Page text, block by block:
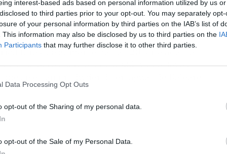
interest-based ads based on personal information utilized by us
to third parties prior to your opt-out. You may separately
of your personal information by third parties on the IAB’s list of
This information may also be disclosed by us to third parties on the
Participants that may further disclose it to other third parties.
Data Processing Opt Outs
opt-out of the Sharing of my personal data.
opt-out of the Sale of my Personal Data.
que distribuya las cuotas de atún rojo
a la pesca artesanal y de bajo impacto.
que aumente hasta 120 toneladas la
a Baleares para el año 2022, y que lleve a
se están produciendo en aguas de Baleares